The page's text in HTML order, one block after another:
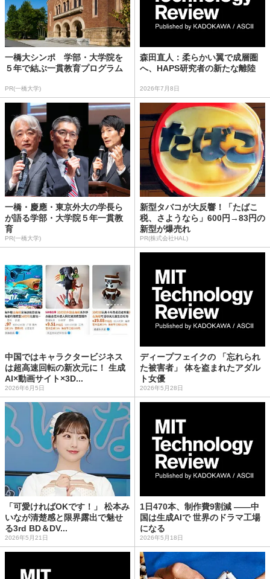
一橋大シンポ 学部・大学院を
５年で結ぶ一貫教育プログラム
PR(一橋大学)
森田直人：柔らかい翼で成層圏
へ、HAPS研究者の新たな離陸
2026年7月8日
一橋・慶應・東京外大の学長ら
が語る学部・大学院５年一貫教
育
PR(一橋大学)
新型タバコが大反響！「たばこ
税、さようなら」600円→83円の
新型が爆売れ
PR(株式会社HAL)
中国ではキャラクタービジネス
は超高速回転の新次元に！ 生成
AI×動画サイト×3D...
2026年6月5日
ディープフェイクの 「忘れられ
た被害者」 体を盗まれたアダル
ト女優
2026年5月28日
「可愛ければOKです！」 松本み
いなが清楚感と限界露出で魅せ
る3rd BD＆DV...
2026年5月21日
1日470本、制作費9割減 ——中
国は生成AIで 世界のドラマ工場
になる
2026年5月18日